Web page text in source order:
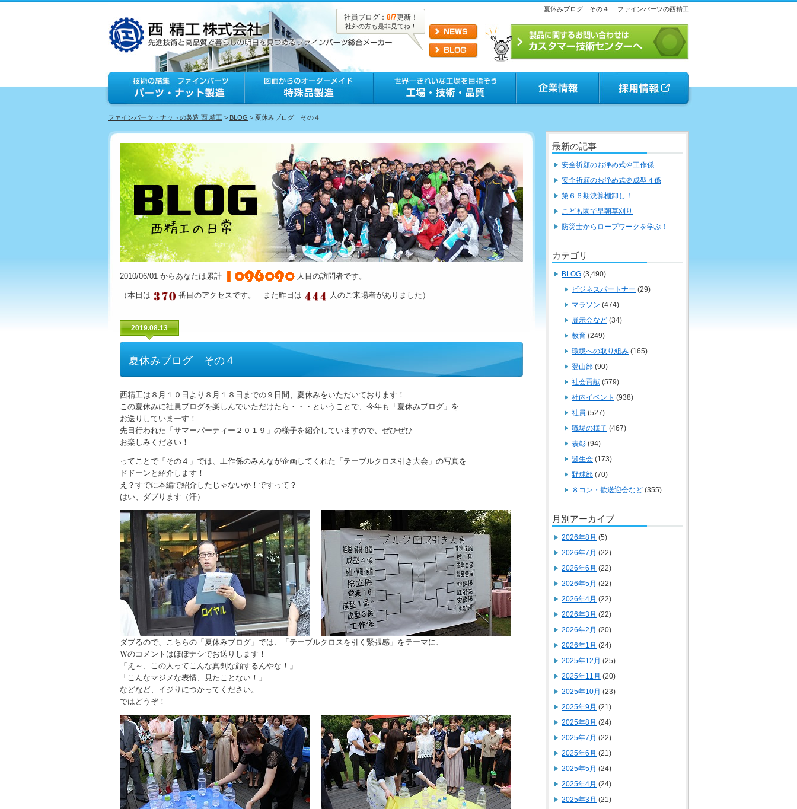
夏休みブログ その４ ファインパーツの西精工
社員ブログ： 8/7更新！
社外の方も是非見てね！
ファインパーツ・ナットの製造 西 精工 > BLOG > 夏休みブログ その４
2010/06/01 からあなたは累計 人目の訪問者です。
（本日は 番目のアクセスです。 また昨日は 人のご来場者がありました）
2019.08.13
夏休みブログ その４
西精工は８月１０日より８月１８日までの９日間、夏休みをいただいております！
この夏休みに社員ブログを楽しんでいただけたら・・・ということで、今年も「夏休みブログ」を
お送りしていまーす！
先日行われた「サマーパーティー２０１９」の様子を紹介していますので、ぜひぜひ
お楽しみください！
ってことで「その４」では、工作係のみんなが企画してくれた「テーブルクロス引き大会」の写真を
ドドーンと紹介します！
え？すでに本編で紹介したじゃないか！ですって？
はい、ダブります（汗）
ダブるので、こちらの「夏休みブログ」では、「テーブルクロスを引く緊張感」をテーマに、
Ｗのコメントはほぼナシでお送りします！
「え～、この人ってこんな真剣な顔するんやな！」
「こんなマジメな表情、見たことない！」
などなど、イジりにつかってください。
ではどうぞ！
最新の記事
安全祈願のお浄め式＠工作係
安全祈願のお浄め式＠成型４係
第６６期決算棚卸し！
こども園で早朝草刈り
防災士からロープワークを学ぶ！
カテゴリ
BLOG (3,490)
ビジネスパートナー (29)
マラソン (474)
展示会など (34)
教育 (249)
環境への取り組み (165)
登山部 (90)
社会貢献 (579)
社内イベント (938)
社員 (527)
職場の様子 (467)
表彰 (94)
誕生会 (173)
野球部 (70)
８コン・歓送迎会など (355)
月別アーカイブ
2026年8月 (5)
2026年7月 (22)
2026年6月 (22)
2026年5月 (22)
2026年4月 (22)
2026年3月 (22)
2026年2月 (20)
2026年1月 (24)
2025年12月 (25)
2025年11月 (20)
2025年10月 (23)
2025年9月 (21)
2025年8月 (24)
2025年7月 (22)
2025年6月 (21)
2025年5月 (24)
2025年4月 (24)
2025年3月 (21)